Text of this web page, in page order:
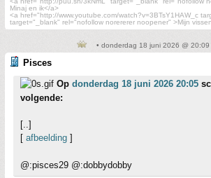
Minaj en ik</a>
<a href="http://www.youtube.com/watch?v=3BTsY1HAW_c
target="_blank" rel="nofollow norererer noopener" >Mijn
• donderdag 18 juni 2026 @ 20:09
Pisces
Op donderdag 18 juni 2026 20:05
volgende:
[..]
[ afbeelding ]
@:pisces29 @:dobbydobby